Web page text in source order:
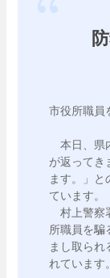
市役所職員
本日、県
が返ってき
ます。」
ています。
村上警察
所職員を騙
まし取られ
れています。